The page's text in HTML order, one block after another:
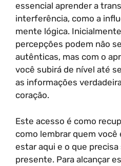
essencial aprender a
interferência, como a
mente lógica.
percepções podem não
autênticas, mas com o
você subirá de nível até
as informações
coração.
Este acesso é como
como lembrar quem você
estar aqui e o que
presente. Para alcançar